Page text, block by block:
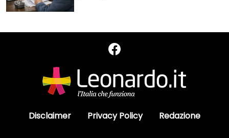
Disclaimer Privacy Policy Redazione